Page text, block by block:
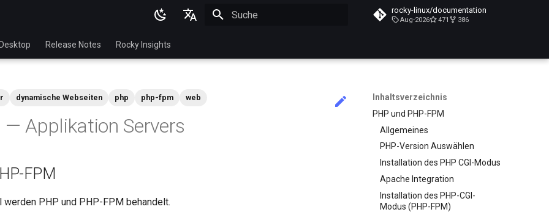
English
Español
한국어
rocky-linux/documentation
Aug-2026 471 386
Desktop Release Notes Rocky Insights
Inhaltsverzeichnis
PHP und PHP-FPM
Allgemeines
PHP-Version Auswählen
Installation des PHP CGI-Modus
Apache Integration
Installation des PHP-CGI-
Modus (PHP-FPM)
dynamische Webseiten php php-fpm web
— Applikation Servers
FPM
PHP und PHP-FPM behandelt.